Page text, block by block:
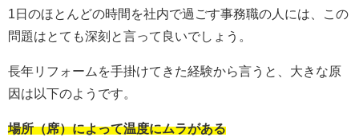
1 日のほとんどの時間を社内で過ごす事務職の人には、この
問題はとても深刻と言って良いでしょう。
長年リフォームを手掛けてきた経験から言うと、大きな原
因は以下のようです。
場所（席）によって温度にムラがある